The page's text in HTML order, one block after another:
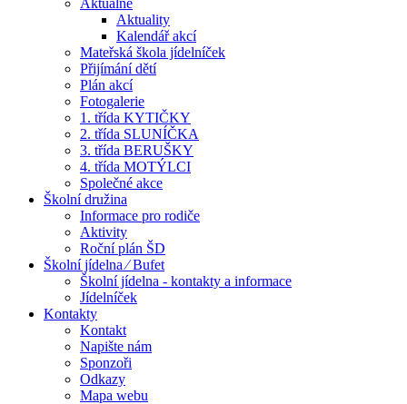
Aktuálně
Aktuality
Kalendář akcí
Mateřská škola jídelníček
Přijímání dětí
Plán akcí
Fotogalerie
1. třída KYTIČKY
2. třída SLUNÍČKA
3. třída BERUŠKY
4. třída MOTÝLCI
Společné akce
Školní družina
Informace pro rodiče
Aktivity
Roční plán ŠD
Školní jídelna ⁄ Bufet
Školní jídelna - kontakty a informace
Jídelníček
Kontakty
Kontakt
Napište nám
Sponzoři
Odkazy
Mapa webu